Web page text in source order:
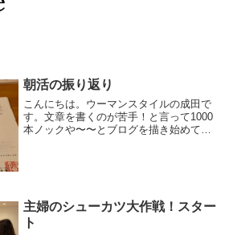
朝活の振り返り
こんにちは。ウーマンスタイルの成田で
す。文章を書くのが苦手！と言って1000
本ノックや〜〜とブログを描き始めて、
主婦のシューカツ大作戦！スター
ト